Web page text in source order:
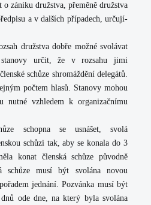
o zániku družstva, přeměně družstva
a v dalších případech, určují-
družstva dobře možné svolávat
stanovy určit, že v rozsahu jimi
schůze shromáždění delegátů.
počtem hlasů. Stanovy mohou
nutné vzhledem k organizačnímu
schopna se usnášet, svolá
schůzi tak, aby se konala do 3
konat členská schůze původně
schůze musí být svolána novou
jednání. Pozvánka musí být
ode dne, na který byla svolána